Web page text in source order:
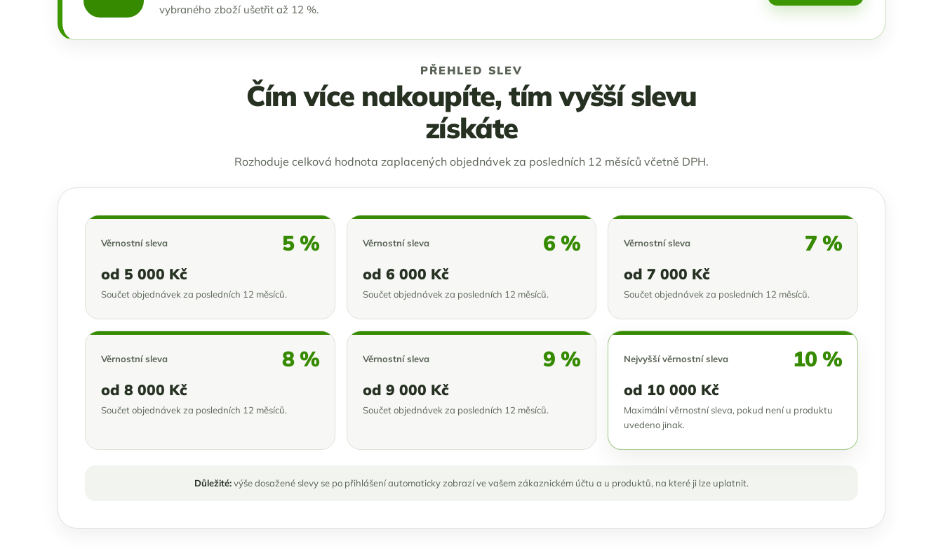
vybraného zboží ušetřit až 12 %.
PŘEHLED SLEV
Čím více nakoupíte, tím vyšší slevu
získáte
Rozhoduje celková hodnota zaplacených objednávek za posledních 12 měsíců včetně DPH.
Věrnostní sleva 5 %
od 5 000 Kč
Součet objednávek za posledních 12 měsíců.
Věrnostní sleva 6 %
od 6 000 Kč
Součet objednávek za posledních 12 měsíců.
Věrnostní sleva 7 %
od 7 000 Kč
Součet objednávek za posledních 12 měsíců.
Věrnostní sleva 8 %
od 8 000 Kč
Součet objednávek za posledních 12 měsíců.
Věrnostní sleva 9 %
od 9 000 Kč
Součet objednávek za posledních 12 měsíců.
Nejvyšší věrnostní sleva 10 %
od 10 000 Kč
Maximální věrnostní sleva, pokud není u produktu
uvedeno jinak.
Důležité:výše dosažené slevy se po přihlášení automaticky zobrazí ve vašem zákaznickém účtu a u produktů, na které ji lze uplatnit.